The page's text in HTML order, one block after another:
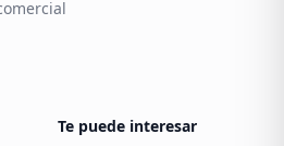
Te puede interesar